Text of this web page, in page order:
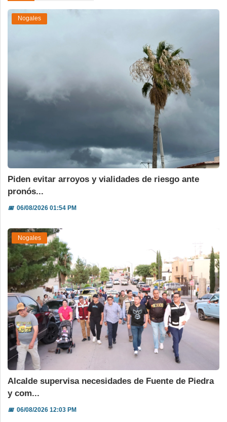
Nogales
Piden evitar arroyos y vialidades de riesgo ante
pronós...
📅06/08/2026 01:54 PM
Nogales
Alcalde supervisa necesidades de Fuente de Piedra
y com...
📅06/08/2026 12:03 PM